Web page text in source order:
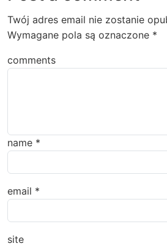
Twój adres email nie zostanie
Wymagane pola są oznaczone *
comments
name *
email *
site